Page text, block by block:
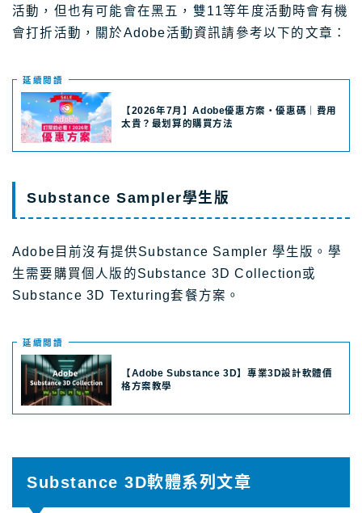
活動，但也有可能會在黑五，雙11等年度活動時會有機
會打折活動，關於Adobe活動資訊請參考以下的文章：
延續閲讀
【2026年7月】Adobe優惠方案・優惠碼｜費用
太貴？最划算的購買方法
Substance Sampler學生版
Adobe目前沒有提供Substance Sampler 學生版。學
生需要購買個人版的Substance 3D Collection或
Substance 3D Texturing套餐方案。
延續閲讀
【Adobe Substance 3D】專業3D設計軟體價
格方案教學
Substance 3D軟體系列文章